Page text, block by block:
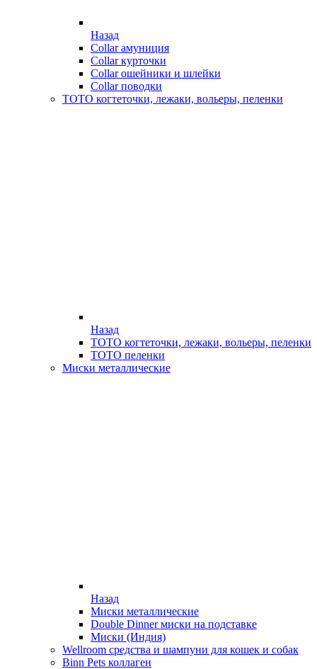
Назад
Collar амуниция
Collar курточки
Collar ошейники и шлейки
Collar поводки
ТОТО когтеточки, лежаки, вольеры, пеленки
Назад
ТОТО когтеточки, лежаки, вольеры, пеленки
ТОТО пеленки
Миски металлические
Назад
Миски металлические
Double Dinner миски на подставке
Миски (Индия)
Wellroom средства и шампуни для кошек и собак
Binn Pets коллаген